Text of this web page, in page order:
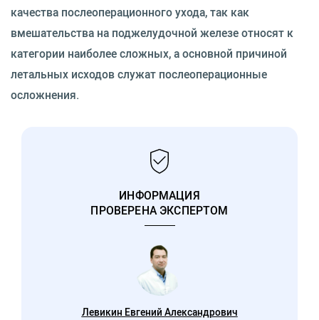
качества послеоперационного ухода, так как
вмешательства на поджелудочной железе относят к
категории наиболее сложных, а основной причиной
летальных исходов служат послеоперационные
осложнения.
ИНФОРМАЦИЯ
ПРОВЕРЕНА ЭКСПЕРТОМ
Левикин Евгений Александрович